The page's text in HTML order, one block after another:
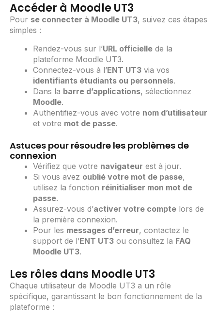
Accéder à Moodle UT3
Pour se connecter à Moodle UT3, suivez ces étapes
simples :
Rendez-vous sur l’URL officielle de la
plateforme Moodle UT3.
Connectez-vous à l’ENT UT3 via vos
identifiants étudiants ou personnels.
Dans la barre d’applications, sélectionnez
Moodle.
Authentifiez-vous avec votre nom d’utilisateur
et votre mot de passe.
Astuces pour résoudre les problèmes de
connexion
Vérifiez que votre navigateur est à jour.
Si vous avez oublié votre mot de passe,
utilisez la fonction réinitialiser mon mot de
passe.
Assurez-vous d’activer votre compte lors de
la première connexion.
Pour les messages d’erreur, contactez le
support de l’ENT UT3 ou consultez la FAQ
Moodle UT3.
Les rôles dans Moodle UT3
Chaque utilisateur de Moodle UT3 a un rôle
spécifique, garantissant le bon fonctionnement de la
plateforme :